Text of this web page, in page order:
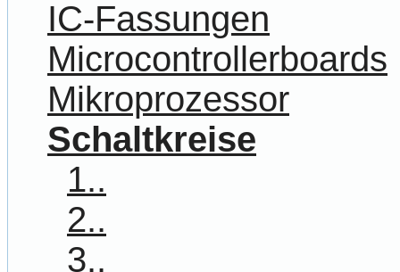
IC-Fassungen
Microcontrollerboards
Mikroprozessor
Schaltkreise
1..
2..
3..